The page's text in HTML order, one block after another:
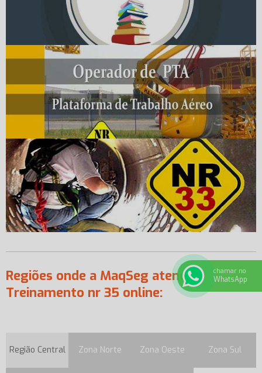
Regiões onde a MaqSeg atende
Treinamento nr 35 online:
Região Central Zona Norte Zona Oeste Zona Sul
chamar no
WhatsApp